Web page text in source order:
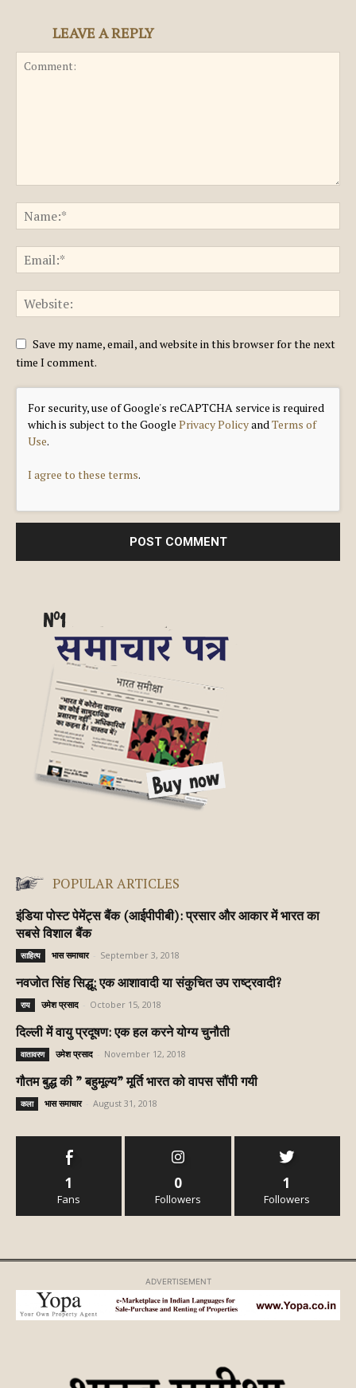
LEAVE A REPLY
Save my name, email, and website in this browser for the next
time I comment.
For security, use of Google's reCAPTCHA service is required
which is subject to the Google Privacy PolicyandTerms of
Use.
I agree to these terms.
POPULAR ARTICLES
इंडिया पोस्ट पेमेंट्स बैंक (आईपीपीबी): प्रसार और आकार में भारत का
सबसे विशाल बैंक
साहित्य भास समाचार September 3, 2018
नवजोत सिंह सिद्धू: एक आशावादी या संकुचित उप राष्ट्रवादी?
राय उमेश प्रसाद October 15, 2018
दिल्ली में वायु प्रदूषण: एक हल करने योग्य चुनौती
वातावरण उमेश प्रसाद November 12, 2018
गौतम बुद्ध की ” बहुमूल्य” मूर्ति भारत को वापस सौंपी गयी
कला भास समाचार August 31, 2018
1
Fans
0
Followers
1
Followers
ADVERTISEMENT